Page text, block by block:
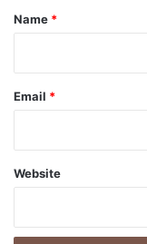
*
Name *
Email *
Website